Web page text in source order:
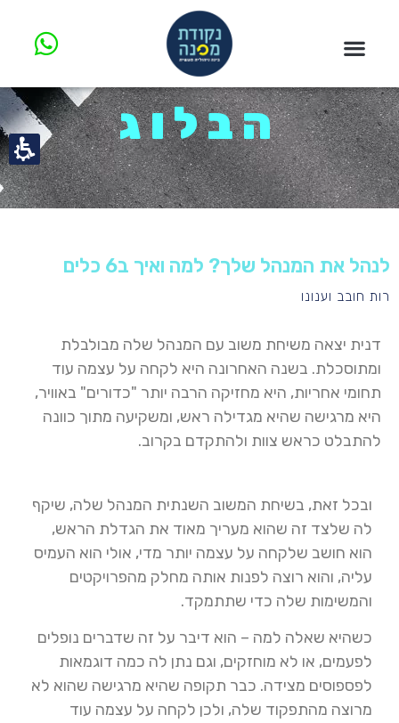
הבלוג
לנהל את המנהל שלך? למה ואיך ב6 כלים
רות חובב וענונו
דנית יצאה משיחת משוב עם המנהל שלה מבולבלת
ומתוסכלת. בשנה האחרונה היא לקחה על עצמה עוד
תחומי אחריות, היא מחזיקה הרבה יותר "כדורים" באוויר,
היא מרגישה שהיא מגדילה ראש, ומשקיעה מתוך כוונה
להתבלט כראש צוות ולהתקדם בקרוב.
ובכל זאת, בשיחת המשוב השנתית המנהל שלה, שיקף
לה שלצד זה שהוא מעריך מאוד את הגדלת הראש,
הוא חושב שלקחה על עצמה יותר מדי, אולי הוא העמיס
עליה, והוא רוצה לפנות אותה מחלק מהפרויקטים
והמשימות שלה כדי שתתמקד.
כשהיא שאלה למה – הוא דיבר על זה שדברים נופלים
לפעמים, או לא מוחזקים, וגם נתן לה כמה דוגמאות
לפספוסים מצידה. כבר תקופה שהיא מרגישה שהוא לא
מרוצה מהתפקוד שלה, ולכן לקחה על עצמה עוד